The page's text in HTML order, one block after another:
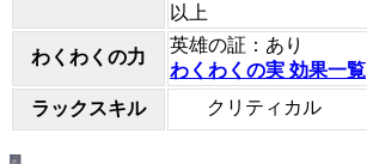
以上
わくわくの力
英雄の証：あり
わくわくの実 効果一覧
ラックスキル
クリティカル